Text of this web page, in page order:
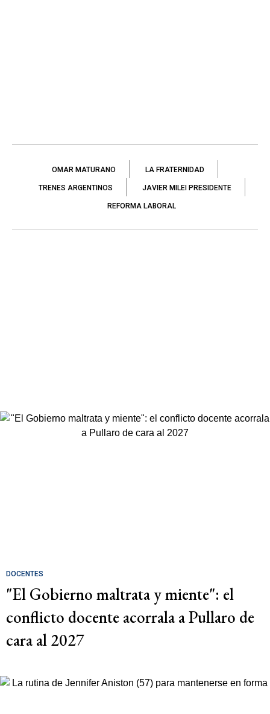
OMAR MATURANO LA FRATERNIDAD
TRENES ARGENTINOS JAVIER MILEI PRESIDENTE
REFORMA LABORAL
DOCENTES
"El Gobierno maltrata y miente": el
conflicto docente acorrala a Pullaro de
cara al 2027